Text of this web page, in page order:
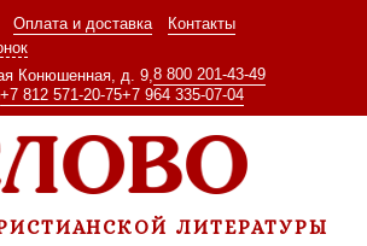
Оплата и доставка
Контакты
Конюшенная, д. 9, 8 800 201-43-49
+7 812 571-20-75+7 964 335-07-04
ЛИТЕРАТУРЫ